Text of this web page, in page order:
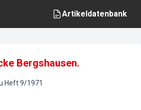
Artikeldatenbank
Bergshausen.
Heft9/1971